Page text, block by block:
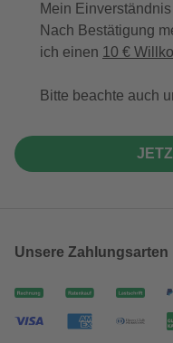
Mein
Nach Bestätigung
ich einen 10 €
Bitte beachte auch
Unsere Zahlungsarten